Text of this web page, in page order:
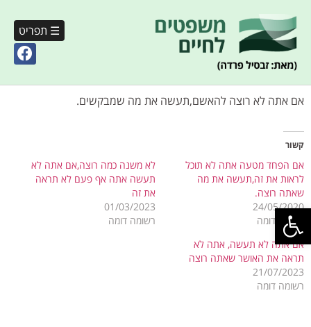
פתח סרגל נגישות
☰ תפריט
אם אתה לא רוצה להאשם,תעשה את מה שמבקשים.
קשור
אם הפחד מטעה אתה לא תוכל
לראות את זה,תעשה את מה
שאתה רוצה.
24/05/2020
רשומה דומה
לא משנה כמה רוצה,אם אתה לא
תעשה אתה אף פעם לא תראה
את זה
01/03/2023
רשומה דומה
אם אתה לא תעשה, אתה לא
תראה את האושר שאתה רוצה
21/07/2023
רשומה דומה